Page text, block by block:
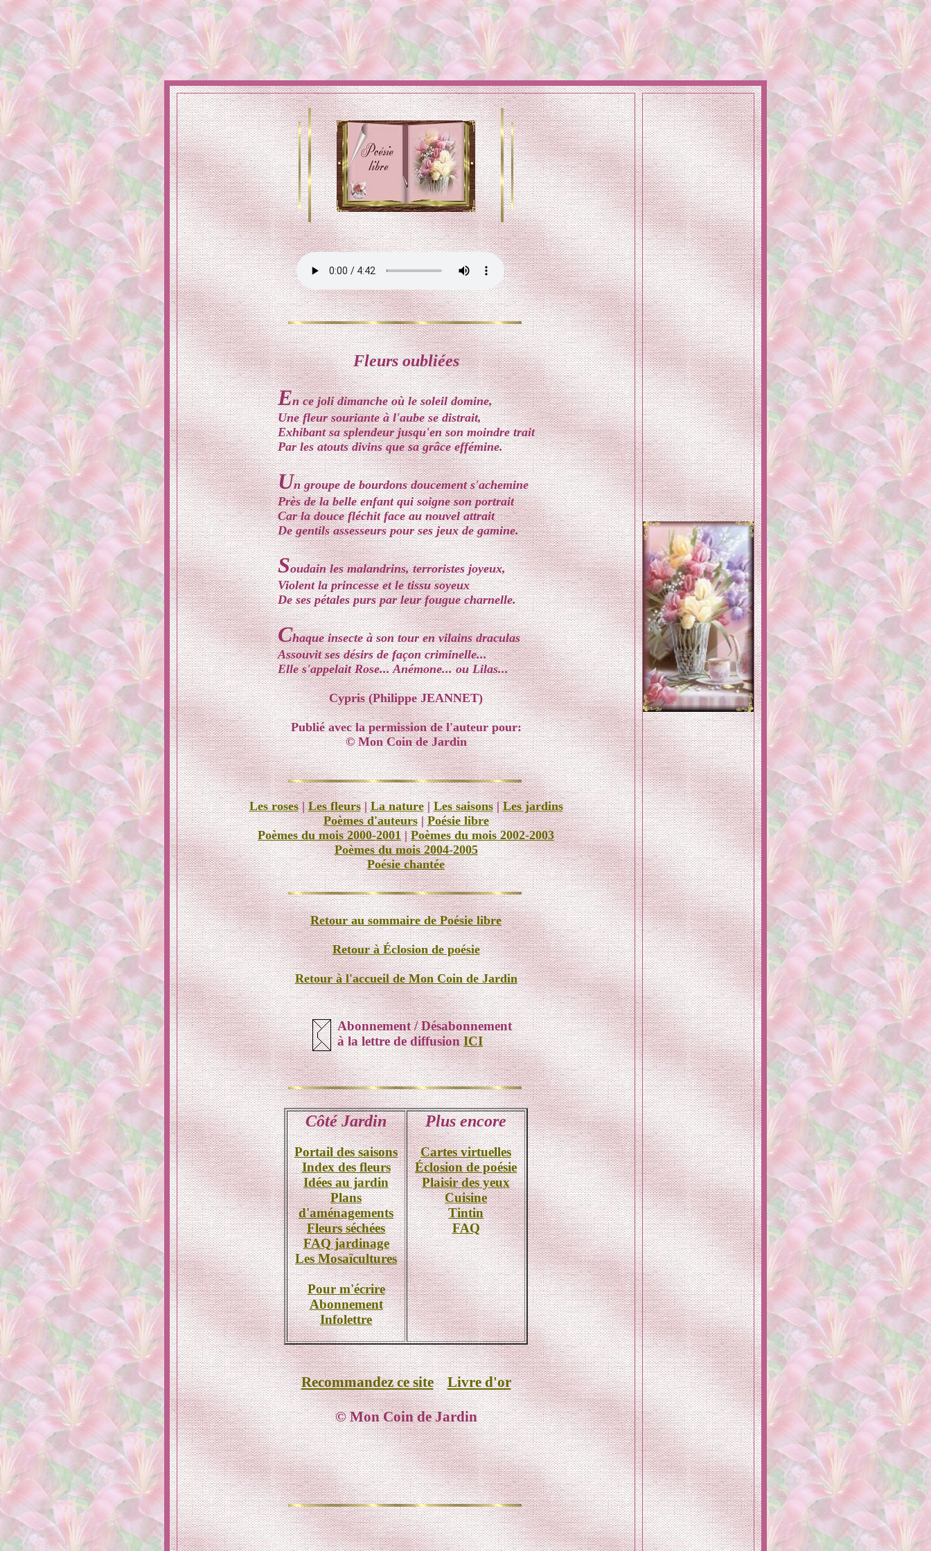
Fleurs oubliées
En ce joli dimanche où le soleil domine,
Une fleur souriante à l'aube se distrait,
Exhibant sa splendeur jusqu'en son moindre trait
Par les atouts divins que sa grâce effémine.
Un groupe de bourdons doucement s'achemine
Près de la belle enfant qui soigne son portrait
Car la douce fléchit face au nouvel attrait
De gentils assesseurs pour ses jeux de gamine.
Soudain les malandrins, terroristes joyeux,
Violent la princesse et le tissu soyeux
De ses pétales purs par leur fougue charnelle.
Chaque insecte à son tour en vilains draculas
Assouvit ses désirs de façon criminelle...
Elle s'appelait Rose... Anémone... ou Lilas...
Cypris (Philippe JEANNET)
Publié avec la permission de l'auteur pour:
© Mon Coin de Jardin
Les roses|Les fleurs|La nature|Les saisons|Les jardins
Poèmes d'auteurs|Poésie libre
Poèmes du mois 2000-2001|Poèmes du mois 2002-2003
Poèmes du mois 2004-2005
Poésie chantée
Retour au sommaire de Poésie libre
Retour à Éclosion de poésie
Retour à l'accueil de Mon Coin de Jardin
Abonnement / Désabonnement
à la lettre de diffusionICI
Côté Jardin
Portail des saisons
Index des fleurs
Idées au jardin
Plans
d'aménagements
Fleurs séchées
FAQ jardinage
Les Mosaïcultures
Pour m'écrire
Abonnement
Infolettre
Plus encore
Cartes virtuelles
Éclosion de poésie
Plaisir des yeux
Cuisine
Tintin
FAQ
Recommandez ce site Livre d'or
© Mon Coin de Jardin